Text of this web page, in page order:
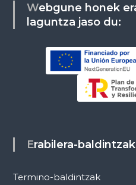
Webgune honek erakunde hauen diru-
laguntza jaso du:
Erabilera-baldintzak
Termino-baldintzak